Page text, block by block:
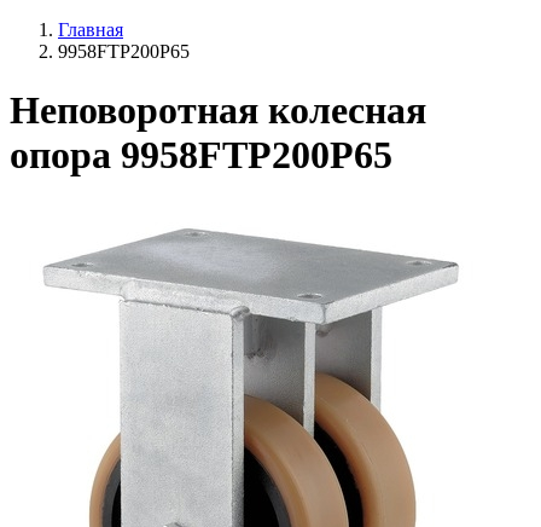
Главная
9958FTP200P65
Неповоротная колесная
опора 9958FTP200P65